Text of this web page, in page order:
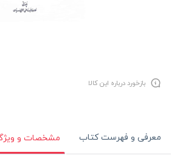
بازخورد درباره این کالا
معرفی و فهرست کتاب مشخصات و